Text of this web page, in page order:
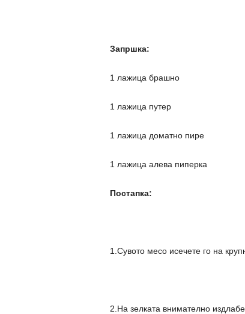
Запршка:
1 лажица брашно
1 лажица путер
1 лажица доматно пире
1 лажица алева пиперка
Постапка:
1.Сувото месо исечете го на
2.На зелката внимателно